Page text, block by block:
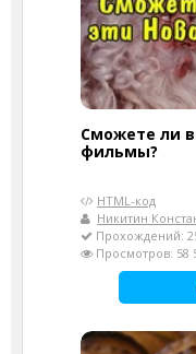
Сможете ли
фильмы?
HTML-код
Никитин
Прохождений:
Просмотров: 58